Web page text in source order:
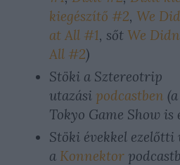
kiegészítő #2, We
at All #1, sőt We
All #2)
Stöki a Sztereotrip
utazási podcastben
Tokyo Game Show is
Stöki évekkel ezelőtti
a Konnektor